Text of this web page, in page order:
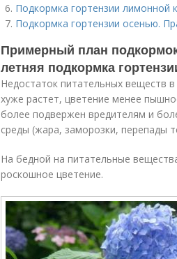
Подкормка гортензии лимонной
Подкормка гортензии осенью.
Примерный план
летняя подкормка
Недостаток питательных веществ
хуже растет, цветение менее
более подвержен вредителям и
среды (жара, заморозки, перепады
На бедной на питательные
роскошное цветение.